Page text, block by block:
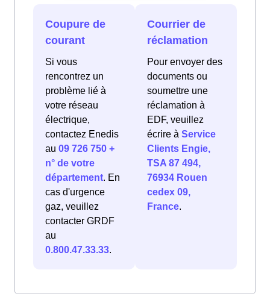
Coupure de
courant
Si vous
rencontrez un
problème lié à
votre réseau
électrique,
contactez Enedis
au 09 726 750 +
n° de votre
département. En
cas d'urgence
gaz, veuillez
contacter GRDF
au
0.800.47.33.33.
Courrier de
réclamation
Pour envoyer des
documents ou
soumettre une
réclamation à
EDF, veuillez
écrire à Service
Clients Engie,
TSA 87 494,
76934 Rouen
cedex 09,
France.